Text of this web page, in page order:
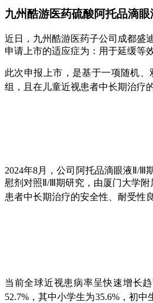
九州酷游医药硫酸阿托品滴
近日，九州酷游医药子公司成都
申请上市的适应症为：用于延
此次申报上市，是基于一项随机
组，且在儿童近视患者中长期治疗
2024年8月，公司阿托品滴眼液
慰剂对照Ⅱ/Ⅲ期研究，由厦门大学
患者中长期治疗的安全性、耐受性
当前全球近视患病率呈快速增长趋
52.7%，其中小学生为35.6%，初